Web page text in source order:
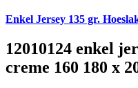
Enkel Jersey 135 gr.
12010124 enkel
creme 160 180 x